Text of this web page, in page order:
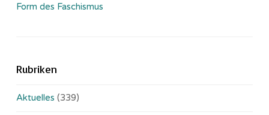
Form des Faschismus
Rubriken
Aktuelles (339)